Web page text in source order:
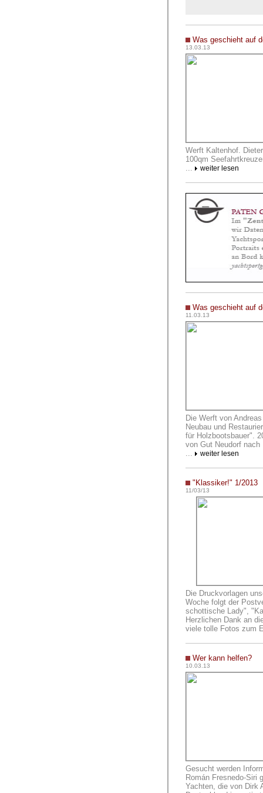
Was geschieht auf
13.03.13
Werft Kaltenhof.
100qm
...
weiter lesen
Was geschieht auf
11.03.13
Die Werft von
Neubau und
für Holzbootsbauer".
von Gut Neudorf nach
...
weiter lesen
"Klassiker!" 1/2013
11/03/13
Die Druckvorlagen
Woche folgt der
schottische Lady",
Herzlichen Dank an
viele tolle Fotos zum
Wer kann helfen?
10.03.13
Gesucht werden
Román Fresnedo-Siri
Yachten, die von Dirk